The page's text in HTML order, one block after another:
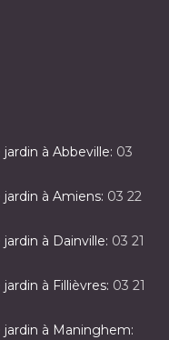
à Abbeville: 03
à Amiens: 03 22
à Dainville: 03 21
à Fillièvres: 03 21
à Maninghem: